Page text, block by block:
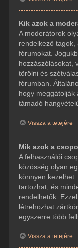
Kik azok a
A moderátorok
rendelkező tagok,
fórumokat.
hozzászólásokat,
törölni és
fórumban.
hogy meggátolják
támadó
Vissza a tetejére
Mik azok a
A felhasználói
közösség olyan
könnyen
tartozhat, és
rendelhetők.
létrehozhat
egyszerre több
Vissza a tetejére